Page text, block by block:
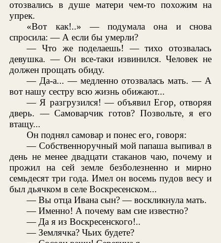
отозвались в душе матери чем-то похожим на
упрек.
«Вот как!..» — подумала она и снова
спросила: — А если бы умерли?
— Что же поделаешь! — тихо отозвалась
девушка. — Он все-таки извинился. Человек не
должен прощать обиду.
— Да-а... — медленно отозвалась мать. — А
вот нашу сестру всю жизнь обижают...
— Я разгрузился! — объявил Егор, отворяя
дверь. — Самоварчик готов? Позвольте, я его
втащу...
Он поднял самовар и понес его, говоря:
— Собственноручный мой папаша выпивал в
день не менее двадцати стаканов чаю, почему и
прожил на сей земле безболезненно и мирно
семьдесят три года. Имел он восемь пудов весу и
был дьячком в селе Воскресенском...
— Вы отца Ивана сын? — воскликнула мать.
— Именно! А почему вам сие известно?
— Да я из Воскресенского!..
— Землячка? Чьих будете?